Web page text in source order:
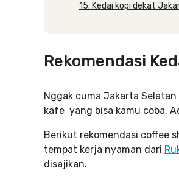
15. Kedai kopi dekat
Rekomendasi
Nggak cuma Jakarta
kafe yang bisa kamu coba.
Berikut rekomendasi coffee
tempat kerja nyaman dari
disajikan.